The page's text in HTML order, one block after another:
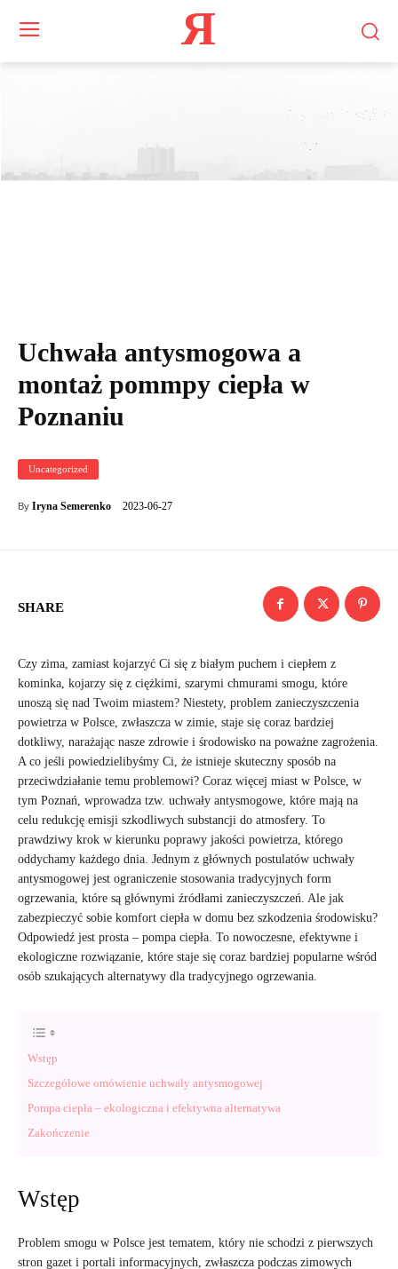
Я
Uchwała antysmogowa a
montaż pommpy ciepła w
Poznaniu
Uncategorized
By Iryna Semerenko 2023-06-27
SHARE
Czy zima, zamiast kojarzyć Ci się z białym puchem i ciepłem z
kominka, kojarzy się z ciężkimi, szarymi chmurami smogu, które
unoszą się nad Twoim miastem? Niestety, problem zanieczyszczenia
powietrza w Polsce, zwłaszcza w zimie, staje się coraz bardziej
dotkliwy, narażając nasze zdrowie i środowisko na poważne zagrożenia.
A co jeśli powiedzielibyśmy Ci, że istnieje skuteczny sposób na
przeciwdziałanie temu problemowi? Coraz więcej miast w Polsce, w
tym Poznań, wprowadza tzw. uchwały antysmogowe, które mają na
celu redukcję emisji szkodliwych substancji do atmosfery. To
prawdziwy krok w kierunku poprawy jakości powietrza, którego
oddychamy każdego dnia. Jednym z głównych postulatów uchwały
antysmogowej jest ograniczenie stosowania tradycyjnych form
ogrzewania, które są głównymi źródłami zanieczyszczeń. Ale jak
zabezpieczyć sobie komfort ciepła w domu bez szkodzenia środowisku?
Odpowiedź jest prosta – pompa ciepła. To nowoczesne, efektywne i
ekologiczne rozwiązanie, które staje się coraz bardziej popularne wśród
osób szukających alternatywy dla tradycyjnego ogrzewania.
Wstęp
Szczegółowe omówienie uchwały antysmogowej
Pompa ciepła – ekologiczna i efektywna alternatywa
Zakończenie
Wstęp
Problem smogu w Polsce jest tematem, który nie schodzi z pierwszych
stron gazet i portali informacyjnych, zwłaszcza podczas zimowych